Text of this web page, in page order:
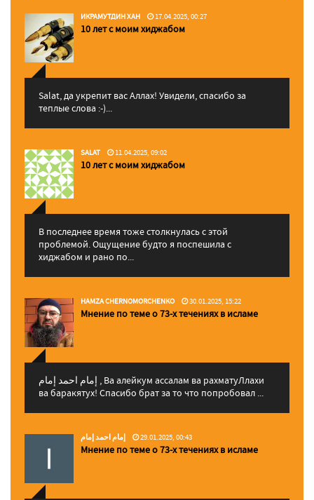
ИКРАМУТДИН ХАН 17.04.2025, 00:27
10 лет с моим хиджабом
Salat, да укрепит вас Аллаx! Увидели, спасибо за
теплые слова :-)...
SALAT 11.04.2025, 09:02
10 лет с моим хиджабом
В последнее время тоже столкнулась с этой
проблемой. Ощущение будто я поспешила с
хиджабом и рано по...
HAMZA CHERNOMORCHENKO 30.01.2025, 15:22
Мнение по теме о 73-х течениях в исламе
إمام احمد إمام , Ва алейкум ассалам ва рахматуЛлахи
ва баракятух! Спасибо брат за то что попробовал ...
إمام احمد إمام 29.01.2025, 00:43
Мнение по теме о 73-х течениях в исламе